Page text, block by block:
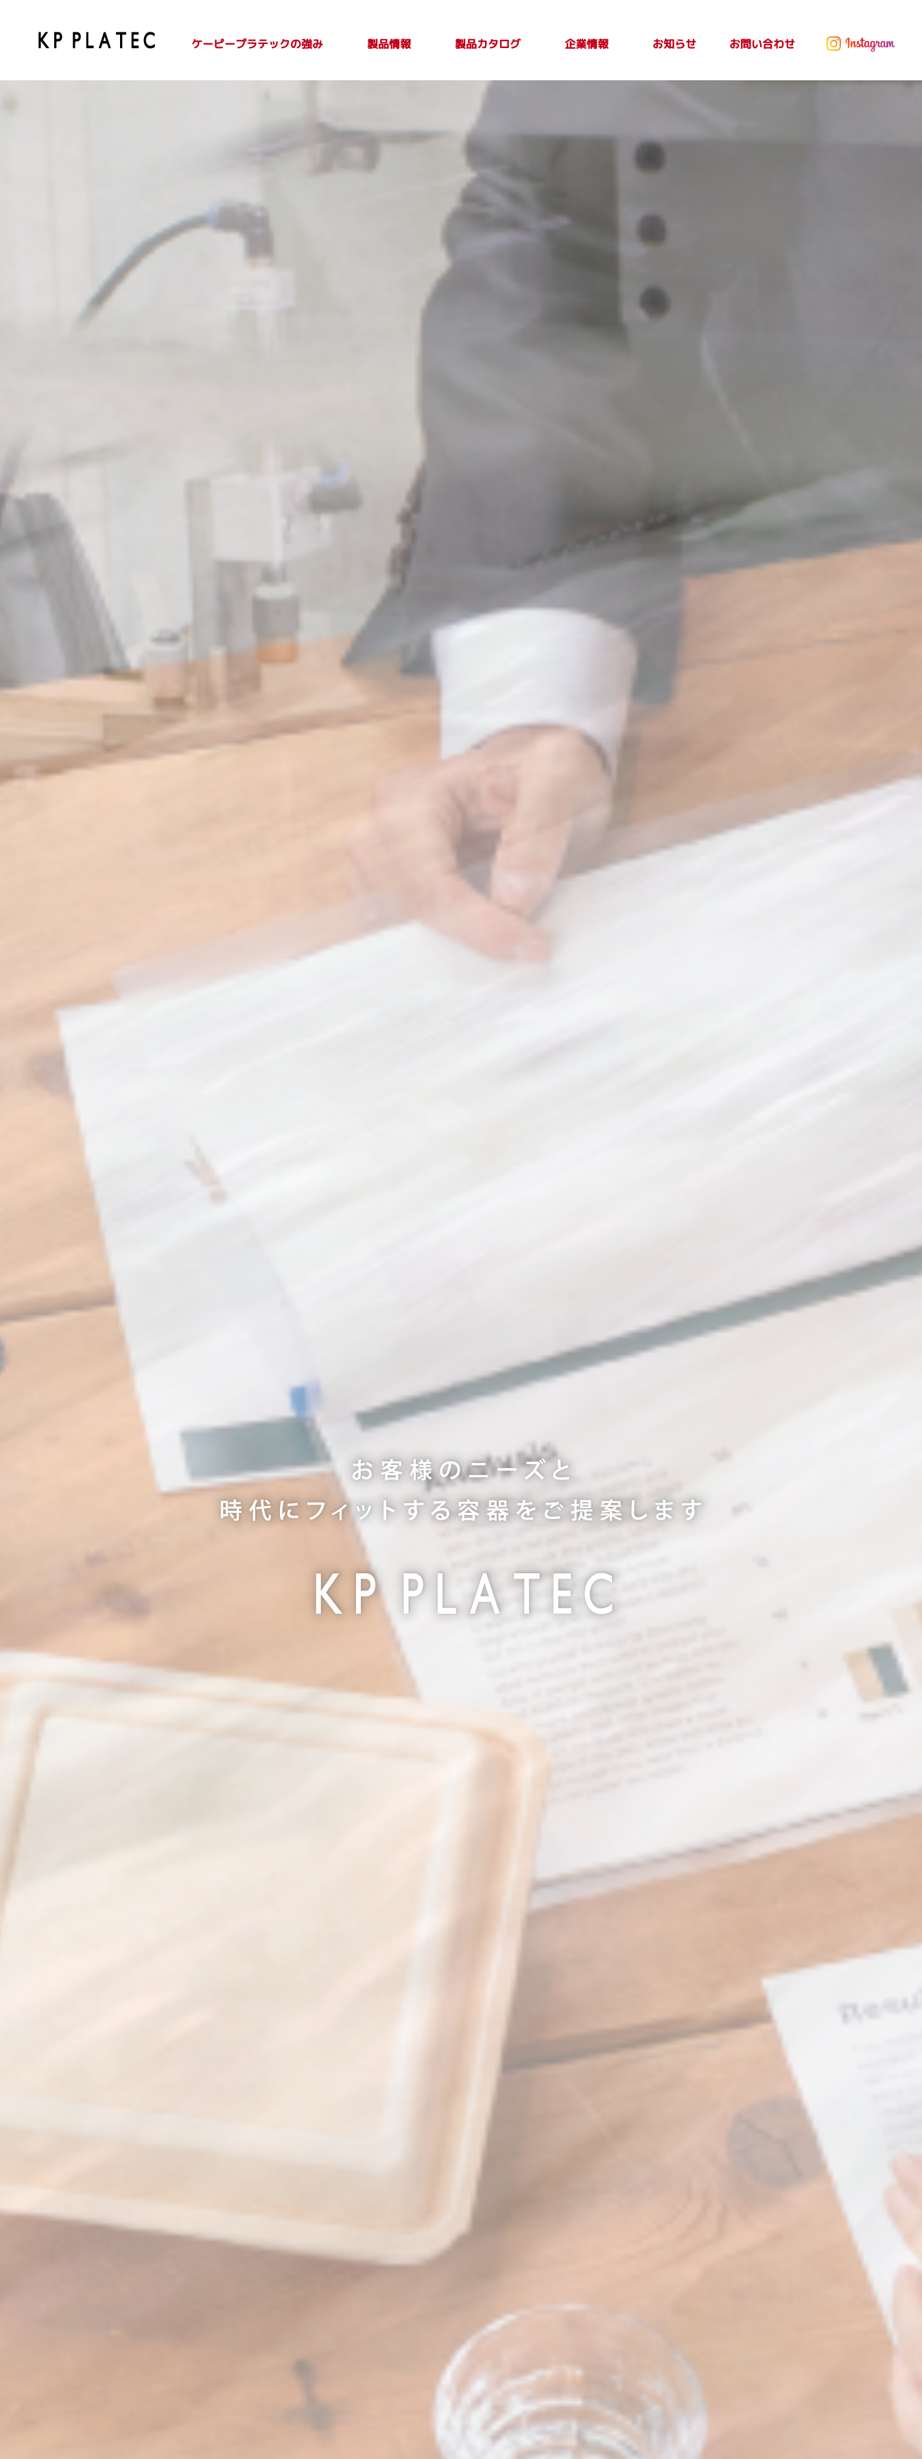
ケーピープラテックの強み
SDGsへの取り組み
紙容器のご紹介
プラ容器のご紹介
製品情報
製品検索
印刷別注品情
製品特性及び
製品カタログ
製品カタログ一覧
TAKE OUT PLUS
PLASTICカタログ
企業情報
トップメッセ
会社案内
お知らせ
お知らせ
お問い合わせ